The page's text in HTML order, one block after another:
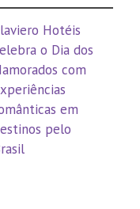
Hotéis
o Dia dos
com
em
pelo